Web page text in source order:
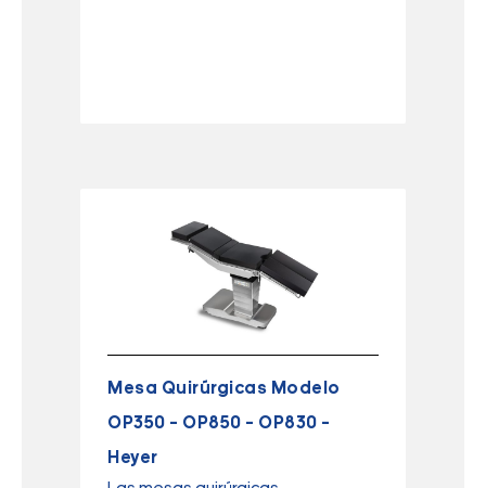
Mesa Quirúrgicas Modelo
OP350 – OP850 – OP830 –
Heyer